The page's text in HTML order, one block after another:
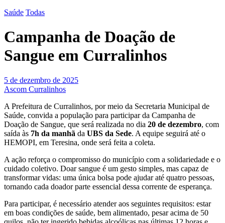
Saúde Todas
Campanha de Doação de
Sangue em Curralinhos
5 de dezembro de 2025
Ascom Curralinhos
A Prefeitura de Curralinhos, por meio da Secretaria Municipal de
Saúde, convida a população para participar da Campanha de
Doação de Sangue, que será realizada no dia 20 de dezembro, com
saída às 7h da manhã da UBS da Sede. A equipe seguirá até o
HEMOPI, em Teresina, onde será feita a coleta.
A ação reforça o compromisso do município com a solidariedade e o
cuidado coletivo. Doar sangue é um gesto simples, mas capaz de
transformar vidas: uma única bolsa pode ajudar até quatro pessoas,
tornando cada doador parte essencial dessa corrente de esperança.
Para participar, é necessário atender aos seguintes requisitos: estar
em boas condições de saúde, bem alimentado, pesar acima de 50